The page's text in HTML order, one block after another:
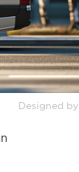
Designed by